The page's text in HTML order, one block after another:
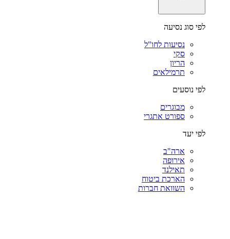
לפי סוג נסיעה
נסיעות לחו"ל
סקי
הריון
תרמילאים
לפי נוסעים
מבוגרים
ספורט אתגרי
לפי יעד
ארה"ב
אירופה
תאילנד
הארכת ביטוח
השוואת חברות